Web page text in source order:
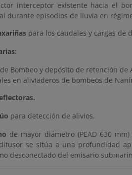
interceptor existente hacia el
durante episodios de lluvia en
para los caudales y cargas de
Bombeo y depósito de retención
en aliviaderos de bombeos de
para detección de alivios.
de mayor diámetro (PEAD 630
se sitúa a una profundidad
desconectado del emisario